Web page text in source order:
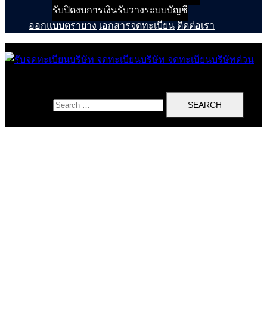
รับปิดงบการเงินรับวางระบบบัญชี
ออกแบบตรายาง เอกสารจดทะเบียน ติดต่อเรา